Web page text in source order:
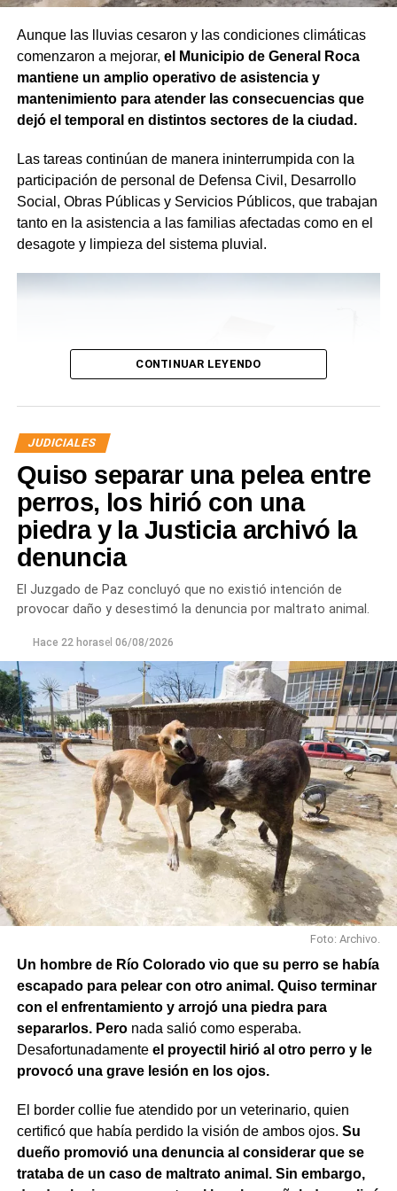
Aunque las lluvias cesaron y las condiciones climáticas
comenzaron a mejorar, el Municipio de General Roca
mantiene un amplio operativo de asistencia y
mantenimiento para atender las consecuencias que
dejó el temporal en distintos sectores de la ciudad.
Las tareas continúan de manera ininterrumpida con la
participación de personal de Defensa Civil, Desarrollo
Social, Obras Públicas y Servicios Públicos, que trabajan
tanto en la asistencia a las familias afectadas como en el
desagote y limpieza del sistema pluvial.
Desde Defensa Civil y Desarrollo Social se brindó
Noroeste, Quinta 25, Carlos Soria y Chacramonte,
donde se entregaron nylon, frazadas, colchones, leña
y alimentos.
En paralelo, las cuadrillas municipales realizaron la
limpieza de alcantarillas y sumideros en distintos
sectores de la ciudad, entre ellos Jujuy y Güemes;
Güemes entre Dr. Maradona y República del Líbano;
Carlos Gardel y Rochdale; Rochdale y Australia;
Rochdale y Jujuy; Yrigoyen y Mendoza; Yrigoyen y
Avenida Roca; y Chula Vista, casi San Juan.
También se efectuaron trabajos en Los Fresnos y Vintter;
Avenida Viterbori y Lago Mascardi; Avenida Roca y
Gadano; y Gadano al 846, donde se retiró una rejilla
dañada y se colocó una valla preventiva para evitar
CONTINUAR LEYENDO
JUDICIALES
Quiso separar una pelea entre
perros, los hirió con una
piedra y la Justicia archivó la
denuncia
El Juzgado de Paz concluyó que no existió intención de
provocar daño y desestimó la denuncia por maltrato animal.
Hace 22 horasel 06/08/2026
Foto: Archivo.
Un hombre de Río Colorado vio que su perro se había
escapado para pelear con otro animal. Quiso terminar
con el enfrentamiento y arrojó una piedra para
separarlos. Peronada salió como esperaba.
Desafortunadamente el proyectil hirió al otro perro y le
provocó una grave lesión en los ojos.
El border collie fue atendido por un veterinario, quien
certificó que había perdido la visión de ambos ojos. Su
dueño promovió una denuncia al considerar que se
trataba de un caso de maltrato animal. Sin embargo,